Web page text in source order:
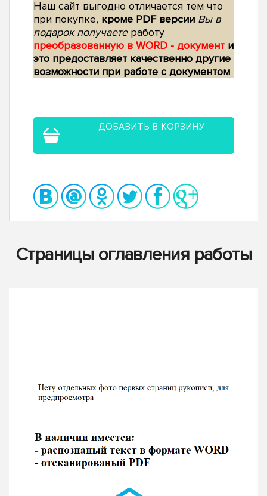
Наш сайт выгодно отличается тем что
при покупке, кроме PDF версии Вы в
подарок получаетеработу
преобразованную в WORD - документ и
это предоставляет качественно другие
возможности при работе с документом
ДОБАВИТЬ В КОРЗИНУ
Страницы оглавления работы